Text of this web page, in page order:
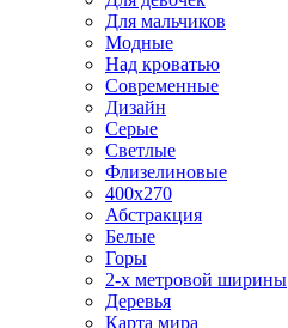
Для мальчиков
Модные
Над кроватью
Современные
Дизайн
Серые
Светлые
Флизелиновые
400х270
Абстракция
Белые
Горы
2-х метровой ширины
Деревья
Карта мира